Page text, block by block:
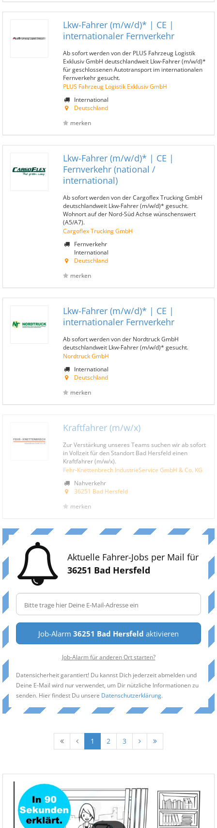
Lkw-Fahrer (m/w/d)* | CE |
internationaler Fernverkehr
Ab sofort werden von der PLUS Fahrzeug Logistik
Exklusiv GmbH deutschlandweit Lkw-Fahrer (m/w/d)*
für geschlossenen Autotransport im internationalen
Fernverkehr gesucht.
PLUS Fahrzeug Logistik Exklusiv GmbH
International
Deutschland
merken
Lkw-Fahrer (m/w/d)* | CE |
Fernverkehr (national /
international)
Ab sofort werden von der Cargoflex Trucking GmbH
deutschlandweit Lkw-Fahrer (m/w/d)* gesucht.
Wohnort auf der Nord-Süd Achse wünschenswert
(A5/A7).
Cargoflex Trucking GmbH
Fernverkehr
International
Deutschland
merken
Lkw-Fahrer (m/w/d)* | CE |
internationaler Fernverkehr
Ab sofort werden von der Nordtruck GmbH
deutschlandweit Lkw-Fahrer (m/w/d)* gesucht.
Nordtruck GmbH
International
Deutschland
merken
Kraftfahrer (m/w/x)
Zur Verstärkung unseres Teams suchen wir ab sofort
in Vollzeit für den Standort Bad Hersfeld einen
Kraftfahrer (m/w/x).
Fehr-Knettenbrech IndustrieService GmbH & Co. KG
Nahverkehr
36251 Bad Hersfeld
merken
Aktuelle Fahrer-Jobs per Mail für
36251 Bad Hersfeld
Job-Alarm 36251 Bad Hersfeld aktivieren
Job-Alarm für anderen Ort starten?
Datensicherheit garantiert! Du kannst Dich jederzeit abmelden und
Deine E-Mail wird nur verwendet, um Dir nützliche Informationen zu
senden. Hier findest Du unsere Datenschutzerklärung.
1 2 3